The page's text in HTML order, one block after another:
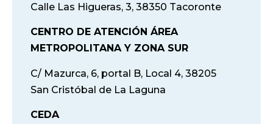
Calle Las Higueras, 3, 38350 Tacoronte
CENTRO DE ATENCIÓN ÁREA
METROPOLITANA Y ZONA SUR
C/ Mazurca, 6, portal B, Local 4, 38205
San Cristóbal de La Laguna
CEDA